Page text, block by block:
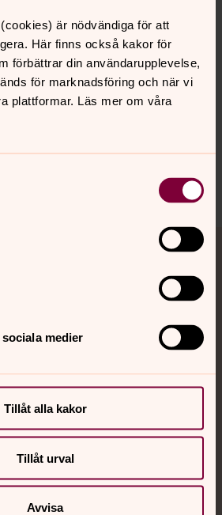
är nödvändiga för att
Här finns också kakor för
förbättrar din användarupplevelse,
för marknadsföring och när vi
plattformar. Läs mer om våra
medier
Tillåt alla kakor
Tillåt urval
Avvisa
krävs ett antal
stödja er registrering. Ni behöver
vill ställa upp och som är valbara.
Prata eller chatta anonymt